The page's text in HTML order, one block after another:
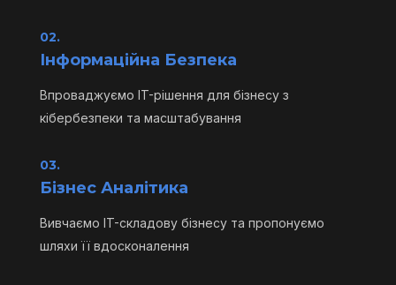
02.
Інформаційна Безпека
Впроваджуємо IT-рішення для бізнесу з
кібербезпеки та масштабування
03.
Бізнес Аналітика
Вивчаємо IT-складову бізнесу та пропонуємо
шляхи її вдосконалення